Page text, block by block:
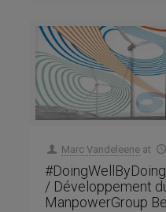
Marc Vandeleene at
/ Développement
ManpowerGroup